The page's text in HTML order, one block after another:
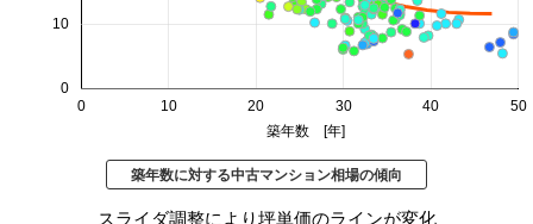
0 10 20 30 40 50
0
10
築年数 [年]
築年数に対する中古マンション相場の傾向
スライダ調整により坪単価のラインが変化